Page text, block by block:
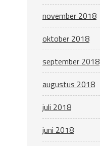
november 2018
oktober 2018
september 2018
augustus 2018
juli 2018
juni 2018